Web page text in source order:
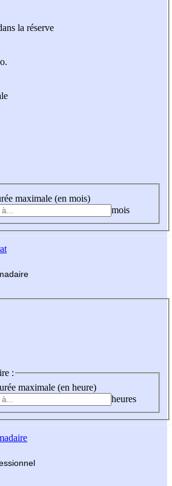
la réserve
maximale (en mois)
mois
:
maximale (en heure)
heures